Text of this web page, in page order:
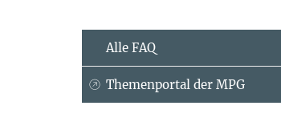
Alle FAQ
Themenportal der MPG